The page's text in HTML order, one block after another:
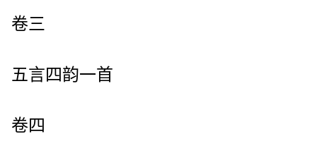
卷三
五言四韵一首
卷四